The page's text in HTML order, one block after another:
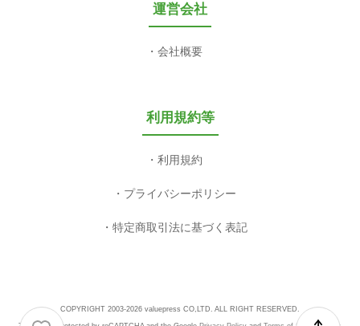
運営会社
会社概要
利用規約等
利用規約
プライバシーポリシー
特定商取引法に基づく表記
COPYRIGHT 2003-2026 valuepress CO,LTD. ALL RIGHT RESERVED.